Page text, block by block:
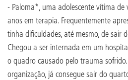
- Paloma*, uma adolescente vítima de
anos em terapia. Frequentemente
tinha dificuldades, até mesmo, de sair
Chegou a ser internada em um
o quadro causado pelo trauma
organização, já consegue sair do